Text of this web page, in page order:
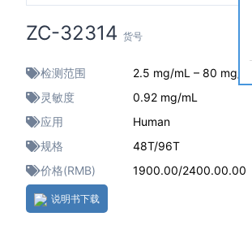
ZC-32314 货号
检测范围
2.5 mg/mL – 80 mg/mL
灵敏度
0.92 mg/mL
应用
Human
规格
48T/96T
价格(RMB)
1900.00/2400.00.00
说明书下载